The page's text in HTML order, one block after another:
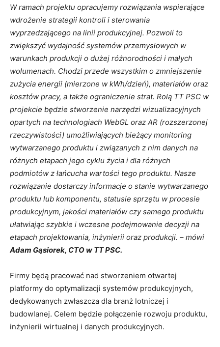
W ramach projektu opracujemy rozwiązania wspierające
wdrożenie strategii kontroli i sterowania
wyprzedzającego na linii produkcyjnej. Pozwoli to
zwiększyć wydajność systemów przemysłowych w
warunkach produkcji o dużej różnorodności i małych
wolumenach. Chodzi przede wszystkim o zmniejszenie
zużycia energii (mierzone w kWh/dzień), materiałów oraz
kosztów pracy, a także ograniczenie strat. Rolą TT PSC w
projekcie będzie stworzenie narzędzi wizualizacyjnych
opartych na technologiach WebGL oraz AR (rozszerzonej
rzeczywistości) umożliwiających bieżący monitoring
wytwarzanego produktu i związanych z nim danych na
różnych etapach jego cyklu życia i dla różnych
podmiotów z łańcucha wartości tego produktu. Nasze
rozwiązanie dostarczy informacje o stanie wytwarzanego
produktu lub komponentu, statusie sprzętu w procesie
produkcyjnym, jakości materiałów czy samego produktu
ułatwiając szybkie i wczesne podejmowanie decyzji na
etapach projektowania, inżynierii oraz produkcji. – mówi
Adam Gąsiorek, CTO w TT PSC.
Firmy będą pracować nad stworzeniem otwartej
platformy do optymalizacji systemów produkcyjnych,
dedykowanych zwłaszcza dla branż lotniczej i
budowlanej. Celem będzie połączenie rozwoju produktu,
inżynierii wirtualnej i danych produkcyjnych.